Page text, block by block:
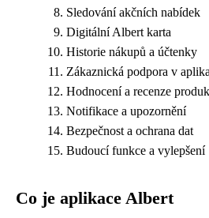
Sledování akčních nabídek
Digitální Albert karta
Historie nákupů a účtenky
Zákaznická podpora v
Hodnocení a recenze
Notifikace a upozornění
Bezpečnost a ochrana dat
Budoucí funkce a vylepšení
Co je aplikace Albert